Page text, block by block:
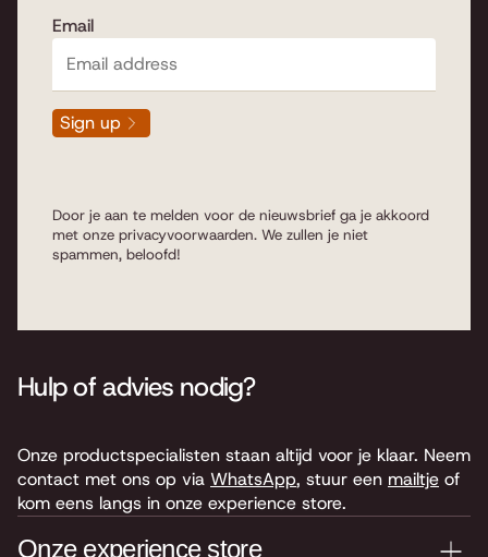
Email
Sign up
Door je aan te melden voor de nieuwsbrief ga je akkoord
met onze privacyvoorwaarden. We zullen je niet
spammen, beloofd!
Hulp of advies nodig?
Onze productspecialisten staan altijd voor je klaar. Neem
contact met ons op via WhatsApp, stuur een mailtje of
kom eens langs in onze experience store.
Onze experience store